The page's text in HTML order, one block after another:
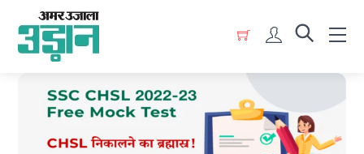
content
Account
Menu